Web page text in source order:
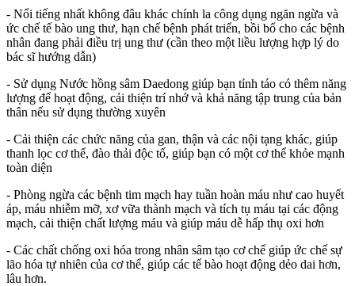
- Nổi tiếng nhất không đâu khác chính la công dụng ngăn ngừa và
ức chế tế bào ung thư, hạn chế bệnh phát triển, bồi bổ cho các bệnh
nhân đang phải điều trị ung thư (cần theo một liều lượng hợp lý do
bác sĩ hướng dẫn)
- Sử dụng Nước hồng sâm Daedong giúp bạn tỉnh táo có thêm năng
lượng để hoạt động, cải thiện trí nhớ và khả năng tập trung của bản
thân nếu sử dụng thường xuyên
- Cải thiện các chức năng của gan, thận và các nội tạng khác, giúp
thanh lọc cơ thể, đào thải độc tố, giúp bạn có một cơ thể khỏe mạnh
toàn diện
- Phòng ngừa các bệnh tim mạch hay tuần hoàn máu như cao huyết
áp, máu nhiễm mỡ, xơ vữa thành mạch và tích tụ máu tại các động
mạch, cải thiện chất lượng máu và giúp máu dễ hấp thụ oxi hơn
- Các chất chống oxi hóa trong nhân sâm tạo cơ chế giúp ức chế sự
lão hóa tự nhiên của cơ thể, giúp các tế bào hoạt động dẻo dai hơn,
lâu hơn.